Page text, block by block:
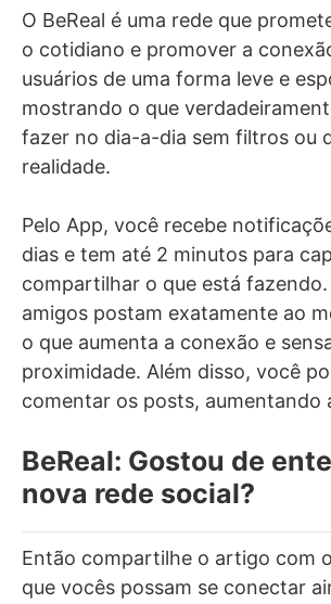
O BeReal é uma rede que
o cotidiano e promover a
usuários de uma forma leve e
mostrando o que
fazer no dia-a-dia sem filtros ou
realidade.
Pelo App, você recebe
dias e tem até 2 minutos para
compartilhar o que está
amigos postam exatamente ao
o que aumenta a conexão e
proximidade. Além disso, você
comentar os posts, aumentando
BeReal: Gostou de
nova rede social?
Então compartilhe o artigo com
que vocês possam se conectar